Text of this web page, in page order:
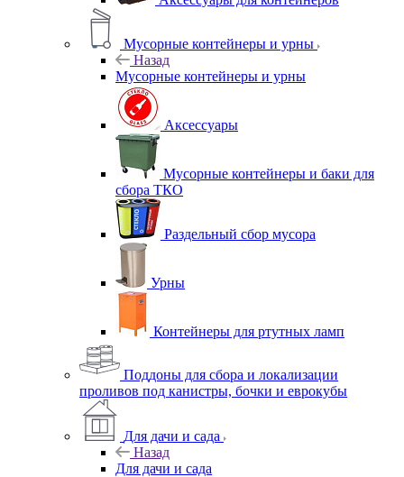
Мусорные контейнеры и урны
Назад
Мусорные контейнеры и урны
Аксессуары
Мусорные контейнеры и баки для
сбора ТКО
Раздельный сбор мусора
Урны
Контейнеры для ртутных ламп
Поддоны для сбора и локализации
проливов под канистры, бочки и еврокубы
Для дачи и сада
Назад
Для дачи и сада